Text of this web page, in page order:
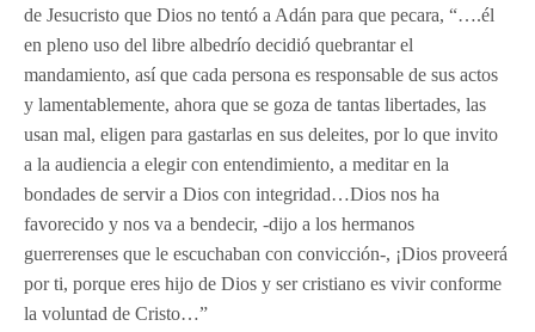
de Jesucristo que Dios no tentó a Adán para que pecara, “….él
en pleno uso del libre albedrío decidió quebrantar el
mandamiento, así que cada persona es responsable de sus actos
y lamentablemente, ahora que se goza de tantas libertades, las
usan mal, eligen para gastarlas en sus deleites, por lo que invito
a la audiencia a elegir con entendimiento, a meditar en la
bondades de servir a Dios con integridad…Dios nos ha
favorecido y nos va a bendecir, -dijo a los hermanos
guerrerenses que le escuchaban con convicción-, ¡Dios proveerá
por ti, porque eres hijo de Dios y ser cristiano es vivir conforme
la voluntad de Cristo…”